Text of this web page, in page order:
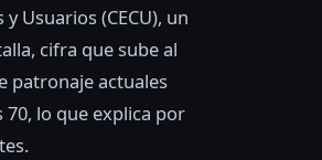
Usuarios (CECU), un
cifra que sube al
patronaje actuales
lo que explica por